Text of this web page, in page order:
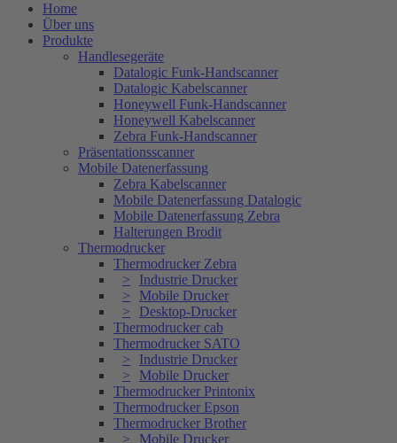
Home
Über uns
Produkte
Handlesegeräte
Datalogic Funk-Handscanner
Datalogic Kabelscanner
Honeywell Funk-Handscanner
Honeywell Kabelscanner
Zebra Funk-Handscanner
Präsentationsscanner
Mobile Datenerfassung
Zebra Kabelscanner
Mobile Datenerfassung Datalogic
Mobile Datenerfassung Zebra
Halterungen Brodit
Thermodrucker
Thermodrucker Zebra
Industrie Drucker
Mobile Drucker
Desktop-Drucker
Thermodrucker cab
Thermodrucker SATO
Industrie Drucker
Mobile Drucker
Thermodrucker Printonix
Thermodrucker Epson
Thermodrucker Brother
Mobile Drucker